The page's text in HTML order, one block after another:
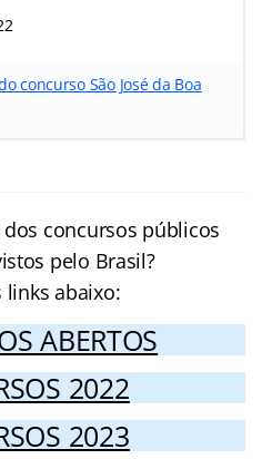
concurso São José da Boa
concursos públicos
pelo Brasil?
links abaixo:
ABERTOS
2022
2023